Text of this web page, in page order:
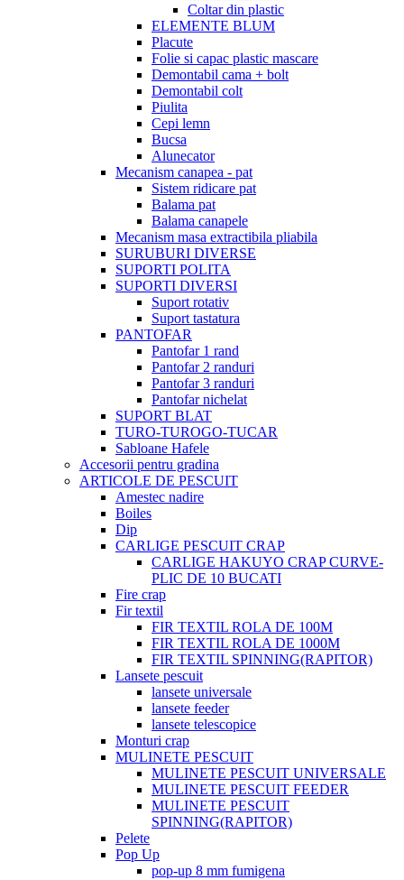
Coltar din plastic
ELEMENTE BLUM
Placute
Folie si capac plastic mascare
Demontabil cama + bolt
Demontabil colt
Piulita
Cepi lemn
Bucsa
Alunecator
Mecanism canapea - pat
Sistem ridicare pat
Balama pat
Balama canapele
Mecanism masa extractibila pliabila
SURUBURI DIVERSE
SUPORTI POLITA
SUPORTI DIVERSI
Suport rotativ
Suport tastatura
PANTOFAR
Pantofar 1 rand
Pantofar 2 randuri
Pantofar 3 randuri
Pantofar nichelat
SUPORT BLAT
TURO-TUROGO-TUCAR
Sabloane Hafele
Accesorii pentru gradina
ARTICOLE DE PESCUIT
Amestec nadire
Boiles
Dip
CARLIGE PESCUIT CRAP
CARLIGE HAKUYO CRAP CURVE-
PLIC DE 10 BUCATI
Fire crap
Fir textil
FIR TEXTIL ROLA DE 100M
FIR TEXTIL ROLA DE 1000M
FIR TEXTIL SPINNING(RAPITOR)
Lansete pescuit
lansete universale
lansete feeder
lansete telescopice
Monturi crap
MULINETE PESCUIT
MULINETE PESCUIT UNIVERSALE
MULINETE PESCUIT FEEDER
MULINETE PESCUIT
SPINNING(RAPITOR)
Pelete
Pop Up
pop-up 8 mm fumigena